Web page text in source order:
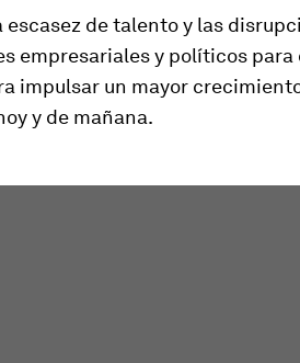
de talento y las
empresariales y políticos
impulsar un mayor
y de mañana.